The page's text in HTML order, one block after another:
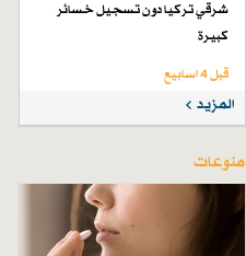
شرقي تركيا دون تسجيل خسائر
كبيرة
قبل 4 اسابیع
المزيد
منوعات